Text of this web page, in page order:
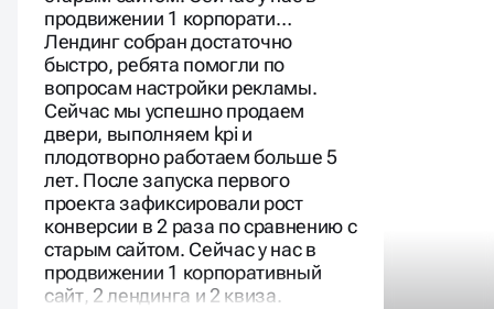
продвижении 1 корпорати…
Лендинг собран достаточно
быстро, ребята помогли по
вопросам настройки рекламы.
Сейчас мы успешно продаем
двери, выполняем kpi и
плодотворно работаем больше 5
лет. После запуска первого
проекта зафиксировали рост
конверсии в 2 раза по сравнению с
старым сайтом. Сейчас у нас в
продвижении 1 корпоративный
сайт, 2 лендинга и 2 квиза.